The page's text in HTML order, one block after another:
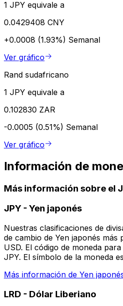
1 JPY equivale a
0.0429408 CNY
+0.0008 (1.93%) Semanal
Ver gráfico
Rand sudafricano
1 JPY equivale a
0.102830 ZAR
-0.0005 (0.51%) Semanal
Ver gráfico
Información de
Más información sobre el
JPY - Yen japonés
Nuestras clasificaciones de
de cambio de Yen japonés más
USD. El código de moneda
JPY. El símbolo de la moneda
Más información de Yen
LRD - Dólar Liberiano